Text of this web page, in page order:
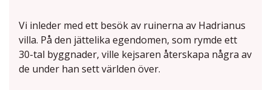
Vi inleder med ett besök av ruinerna av Hadrianus
villa. På den jättelika egendomen, som rymde ett
30-tal byggnader, ville kejsaren återskapa några av
de under han sett världen över.